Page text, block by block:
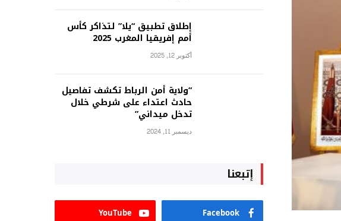
إطلاق تطبيق “يلا” لتذاكر كأس
أمم إفريقيا المغرب 2025
أكتوبر 12, 2025
“ولاية أمن الرباط تكشف تفاصيل
حادث اعتداء على شرطي خلال
تدخل ميداني”
ديسمبر 11, 2024
إتبعنا
Facebook
YouTube